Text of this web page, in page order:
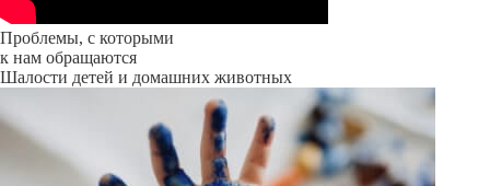
Проблемы, с которыми
к нам обращаются
Шалости детей и домашних животных